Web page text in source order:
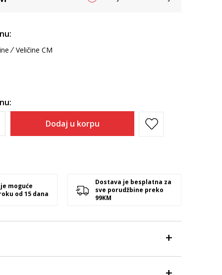
Veličine CM
Dodaj u korpu
moguće
od 15 dana
Dostava je besplatna za
sve porudžbine preko
99KM